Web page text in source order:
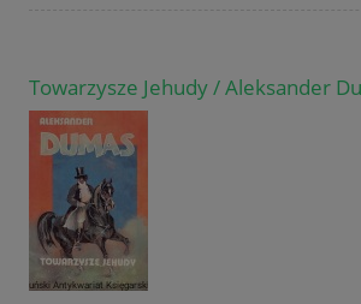
Towarzysze Jehudy / Aleksander